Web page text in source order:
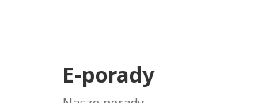
E-porady